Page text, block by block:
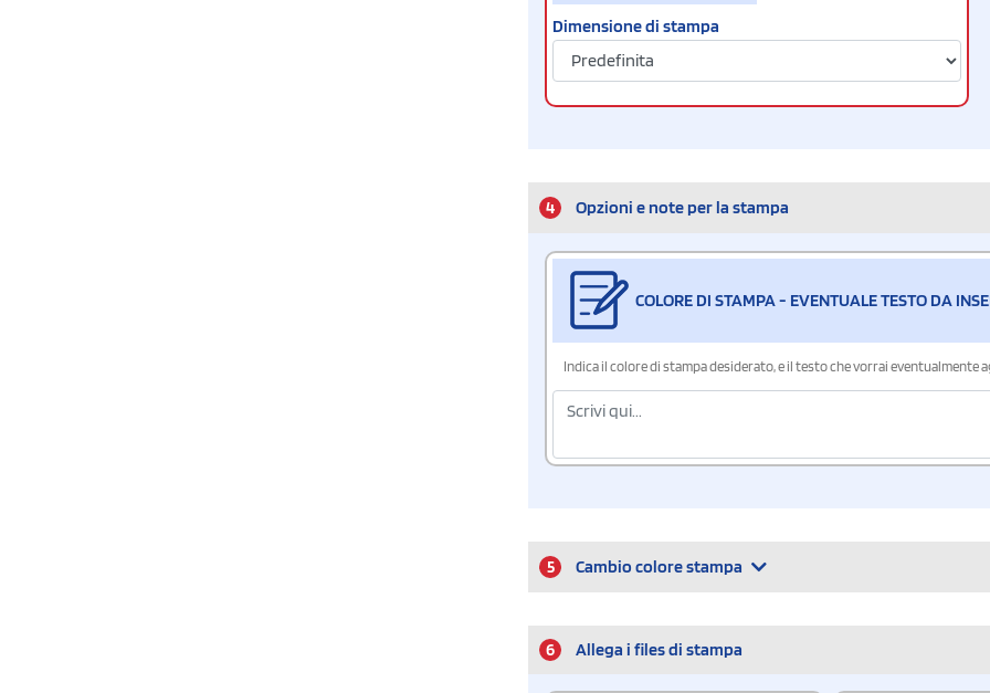
Dimensione di stampa
4 Opzioni e note per la stampa
COLORE DI STAMPA - EVENTUALE TESTO DA
Indica il colore di stampa desiderato, e il testo che vorrai eventualmente
5 Cambio colore stampa
6 Allega i files di stampa